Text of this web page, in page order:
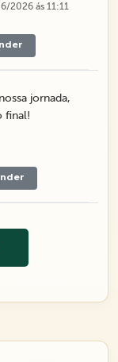
2026 ás 11:11
jornada,
final!